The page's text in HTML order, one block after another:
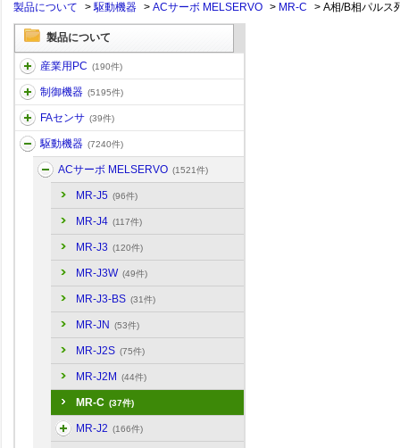
製品について >駆動機器 > ACサーボ MELSERVO > MR-C > A相/B相パルス
製品について
産業用PC (190件)
制御機器 (5195件)
FAセンサ (39件)
駆動機器 (7240件)
ACサーボ MELSERVO (1521件)
MR-J5 (96件)
MR-J4 (117件)
MR-J3 (120件)
MR-J3W (49件)
MR-J3-BS (31件)
MR-JN (53件)
MR-J2S (75件)
MR-J2M (44件)
MR-C (37件)
MR-J2 (166件)